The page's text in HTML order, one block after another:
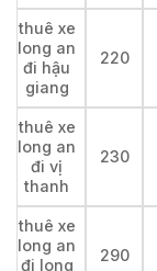
thuê xe
long an
đi hậu
giang
220
thuê xe
long an
đi vị
thanh
230
thuê xe
long an
đi long
290